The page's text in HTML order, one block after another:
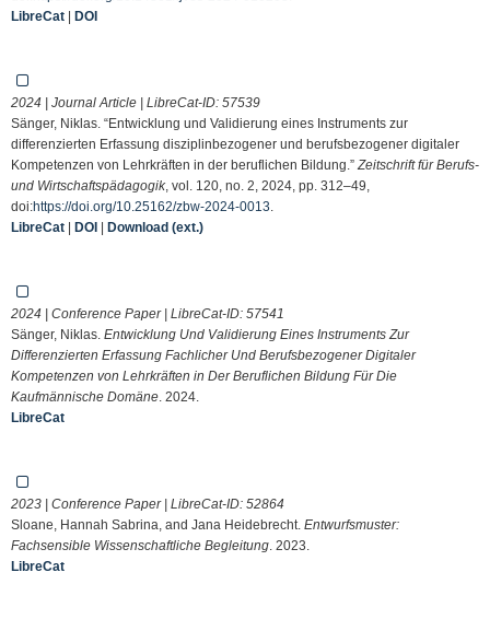
LibreCat | DOI
2024 | Journal Article | LibreCat-ID: 57539
Sänger, Niklas. “Entwicklung und Validierung eines Instruments zur
differenzierten Erfassung disziplinbezogener und berufsbezogener digitaler
Kompetenzen von Lehrkräften in der beruflichen Bildung.” Zeitschrift für Berufs-
und Wirtschaftspädagogik, vol. 120, no. 2, 2024, pp. 312–49,
doi:https://doi.org/10.25162/zbw-2024-0013
LibreCat | DOI | Download (ext.)
2024 | Conference Paper | LibreCat-ID: 57541
Sänger, Niklas. Entwicklung Und Validierung Eines Instruments Zur
Differenzierten Erfassung Fachlicher Und Berufsbezogener Digitaler
Kompetenzen von Lehrkräften in Der Beruflichen Bildung Für Die
Kaufmännische Domäne . 2024.
LibreCat
2023 | Conference Paper | LibreCat-ID: 52864
Sloane, Hannah Sabrina, and Jana Heidebrecht. Entwurfsmuster:
Fachsensible Wissenschaftliche Begleitung . 2023.
LibreCat